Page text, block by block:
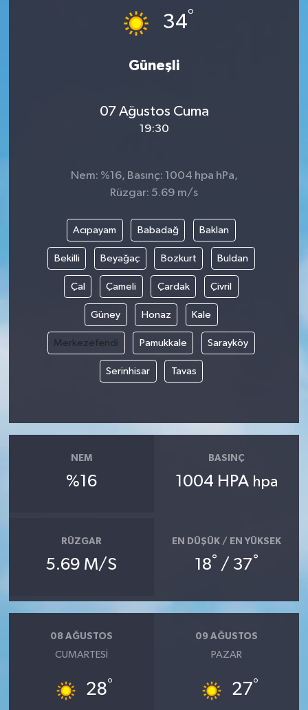
34°
Güneşli
07 Ağustos Cuma
19:30
Nem: %16, Basınç: 1004 hpa hPa,
Rüzgar: 5.69 m/s
Acıpayam Babadağ Baklan
Bekilli Beyağaç Bozkurt Buldan
Çal Çameli Çardak Çivril
Güney Honaz Kale
Merkezefendi Pamukkale Sarayköy
Serinhisar Tavas
NEM
%16
BASINÇ
1004 HPA hpa
RÜZGAR
5.69 M/S
EN DÜŞÜK / EN YÜKSEK
18° / 37°
08 AĞUSTOS
CUMARTESI
28°
09 AĞUSTOS
PAZAR
27°